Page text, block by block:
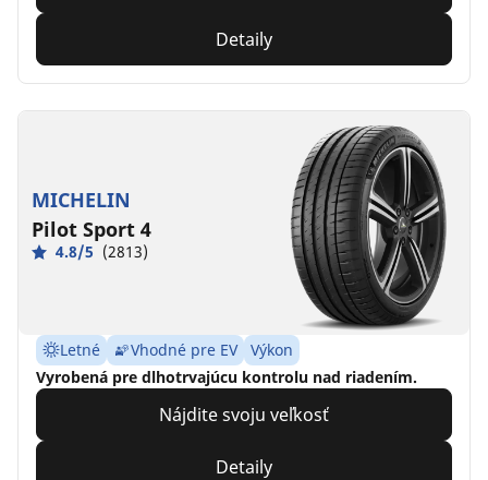
Detaily
MICHELIN
Pilot Sport 4
4.8/5 (2813)
Letné Vhodné pre EV
Výkon
Vyrobená pre dlhotrvajúcu kontrolu nad riadením.
Nájdite svoju veľkosť
Detaily